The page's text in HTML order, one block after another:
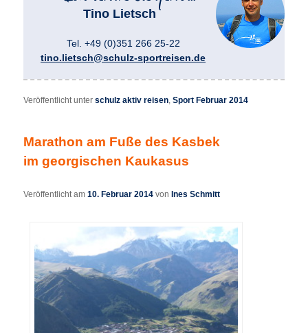
Tino Lietsch
Tel. +49 (0)351 266 25-22
tino.lietsch@schulz-sportreisen.de
Veröffentlicht unter schulz aktiv reisen,Sport Februar 2014
Marathon am Fuße des Kasbek
im georgischen Kaukasus
Veröffentlicht am10. Februar 2014 von Ines Schmitt